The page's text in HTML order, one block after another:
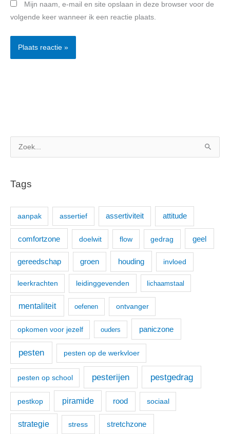
Mijn naam, e-mail en site opslaan in deze browser voor de
volgende keer wanneer ik een reactie plaats.
Tags
aanpak assertief assertiviteit attitude
comfortzone doelwit flow gedrag geel
gereedschap groen houding invloed
leerkrachten leidinggevenden lichaamstaal
mentaliteit oefenen ontvanger
opkomen voor jezelf ouders paniczone
pesten pesten op de werkvloer
pesten op school pesterijen pestgedrag
pestkop piramide rood sociaal
strategie stress stretchzone